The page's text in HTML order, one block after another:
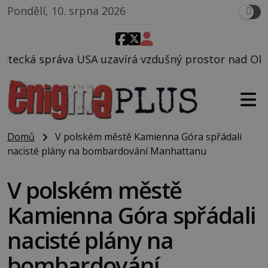
Pondělí, 10. srpna 2026
vzdušný prostor nad Oblastí 51, mohlo to
Domů
V polském městě Kamienna Góra spřádali
nacisté plány na bombardování Manhattanu
V polském městě
Kamienna Góra spřádali
nacisté plány na